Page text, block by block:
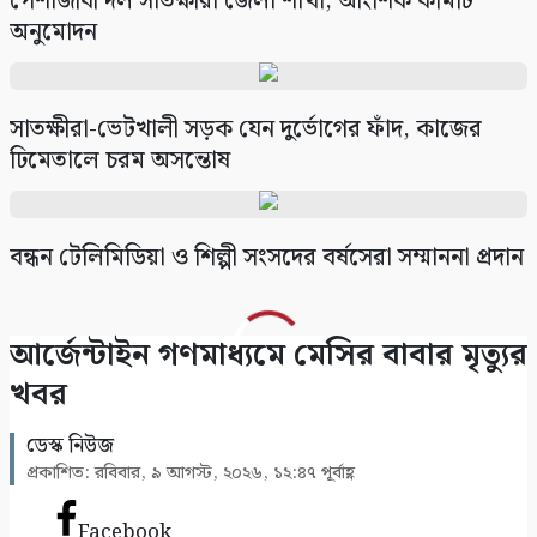
সাতক্ষীরায় ৪৭তম জাতীয় বিজ্ঞান ও প্রযুক্তি সপ্তাহ
উদ্বোধন
সাতক্ষীরায় গহনা ছিনতাইকালে দুর্বৃত্তের ইটের আঘাতে
নারী নিহত
অনুমোদন
সাতক্ষীরা-ভেটখালী সড়ক যেন দুর্ভোগের ফাঁদ, কাজের
ঢিমেতালে চরম অসন্তোষ
বন্ধন টেলিমিডিয়া ও শিল্পী সংসদের বর্ষসেরা সম্মাননা প্রদান
আর্জেন্টাইন গণমাধ্যমে মেসির বাবার মৃত্যুর
খবর
ডেস্ক নিউজ
প্রকাশিত: রবিবার, ৯ আগস্ট, ২০২৬, ১২:৪৭ পূর্বাহ্ণ